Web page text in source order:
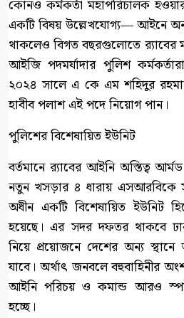
কোনও কর্মকর্তা মহাপরিচালক
একটি বিষয় উল্লেখযোগ্য— আইনে
থাকলেও বিগত বছরগুলোতে র‍্যাবের
আইজি পদমর্যাদার পুলিশ
২০২৪ সালে এ কে এম শহিদুর
হাবীব পলাশ এই পদে নিয়োগ পান।
পুলিশের বিশেষায়িত ইউনিট
বর্তমানে র‍্যাবের আইনি অস্তিত্ব
নতুন খসড়ার ৪ ধারায় এসআরবিকে
অধীন একটি বিশেষায়িত ইউনিট
হয়েছে। এর সদর দফতর থাকবে
নিয়ে প্রয়োজনে দেশের অন্য স্থানে
যাবে। অর্থাৎ জনবলে বহুবাহিনীর
আইনি পরিচয় ও কমান্ড আরও
হচ্ছে।